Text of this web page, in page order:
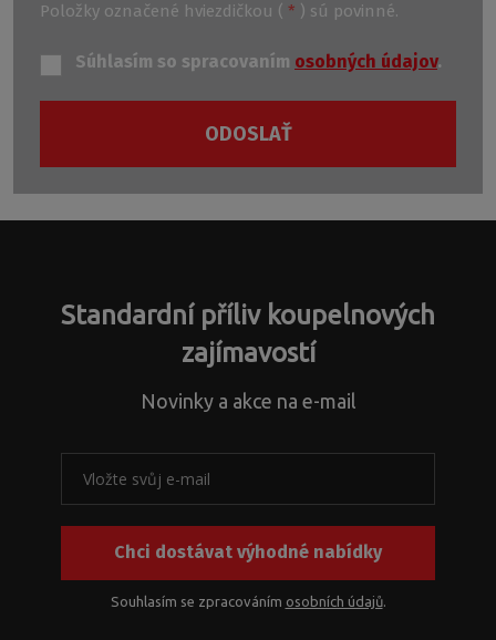
Položky označené hviezdičkou ( * ) sú povinné.
Súhlasím so spracovaním osobných údajov.
ODOSLAŤ
nepodarilo
Standardní příliv koupelnových
zajímavostí
Novinky a akce na e-mail
Chci dostávat výhodné nabídky
Souhlasím se zpracováním osobních údajů.